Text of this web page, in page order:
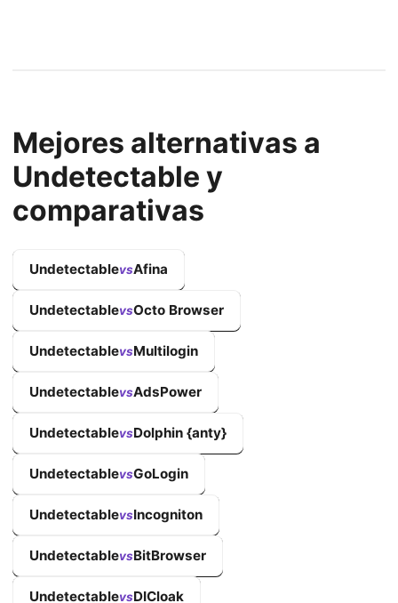
Mejores alternativas a
Undetectable y
comparativas
UndetectablevsAfina
UndetectablevsOcto Browser
UndetectablevsMultilogin
UndetectablevsAdsPower
UndetectablevsDolphin {anty}
UndetectablevsGoLogin
UndetectablevsIncogniton
UndetectablevsBitBrowser
UndetectablevsDICloak